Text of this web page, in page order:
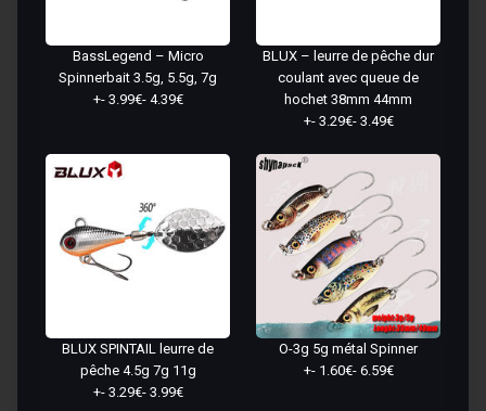
BassLegend – Micro
Spinnerbait 3.5g, 5.5g, 7g
+- 3.99€- 4.39€
BLUX – leurre de pêche dur
coulant avec queue de
hochet 38mm 44mm
+- 3.29€- 3.49€
BLUX SPINTAIL leurre de
pêche 4.5g 7g 11g
+- 3.29€- 3.99€
O-3g 5g métal Spinner
+- 1.60€- 6.59€